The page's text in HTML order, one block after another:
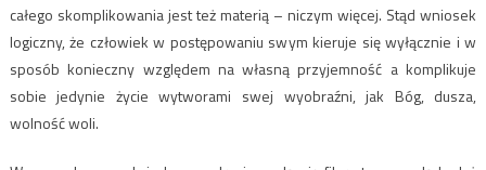
całego skomplikowania jest też materią – niczym więcej. Stąd wniosek
logiczny, że człowiek w postępowaniu swym kieruje się wyłącznie i w
sposób konieczny względem na własną przyjemność a komplikuje
sobie jedynie życie wytworami swej wyobraźni, jak Bóg, dusza,
wolność woli.